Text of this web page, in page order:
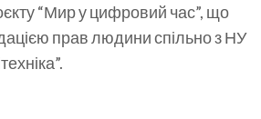
“Мир у цифровий час”, що
прав людини спільно з НУ